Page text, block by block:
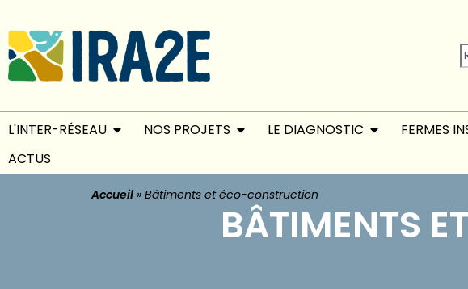
L'INTER-RÉSEAU NOS PROJETS LE DIAGNOSTIC FERMES
ACTUS
Accueil »Bâtiments et éco-construction
BÂTIMENTS